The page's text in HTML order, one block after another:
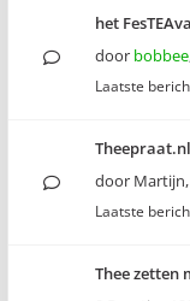
het
door bobbee
Laatste
door Martijn,
Laatste
Thee zetten